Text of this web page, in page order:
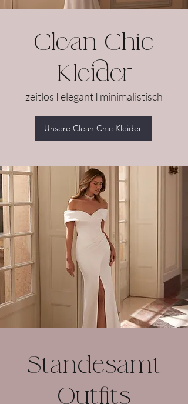
Clean Chic
Kleider
zeitlos I elegant I minimalistisch
Unsere Clean Chic Kleider
Standesamt
Outfits